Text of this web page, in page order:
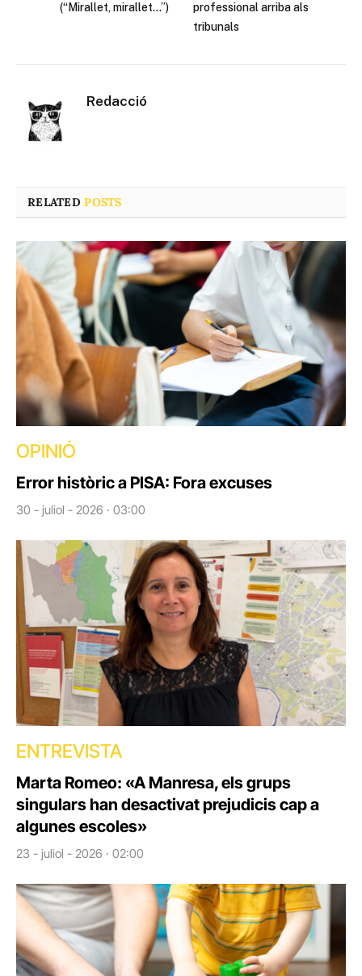
(“Mirallet, mirallet…”)
professional arriba als
tribunals
Redacció
RELATEDPOSTS
OPINIÓ
Error històric a PISA: Fora excuses
30 - juliol - 2026 · 03:00
ENTREVISTA
Marta Romeo: «A Manresa, els grups
singulars han desactivat prejudicis cap a
algunes escoles»
23 - juliol - 2026 · 02:00